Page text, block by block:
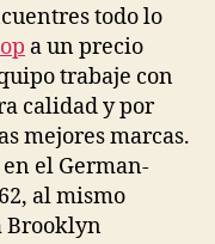
todo lo
a un precio
trabaje con
calidad y por
mejores marcas.
el German-
al mismo
Brooklyn